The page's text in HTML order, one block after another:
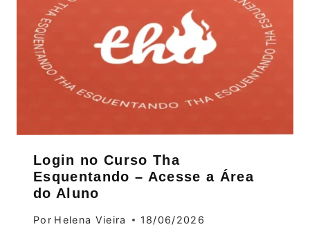
Login no Curso Tha
Esquentando – Acesse a Área
do Aluno
Por Helena Vieira 18/06/2026